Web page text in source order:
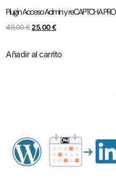
Plugin Acceso Admin y reCAPTCHA PRO
49,00€25,00€
Añadir al carrito